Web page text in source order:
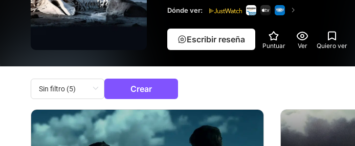
conflicto que pone en peligro a su familia y su futuro.
Dónde ver:
Escribir reseña
Puntuar Ver Quiero ver
Crear